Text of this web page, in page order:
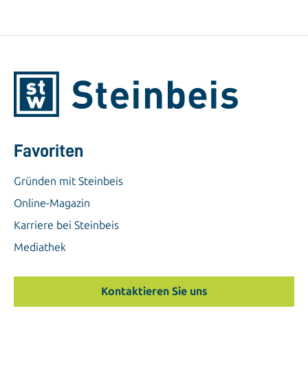
Favoriten
Gründen mit Steinbeis
Online-Magazin
Karriere bei Steinbeis
Mediathek
Kontaktieren Sie uns